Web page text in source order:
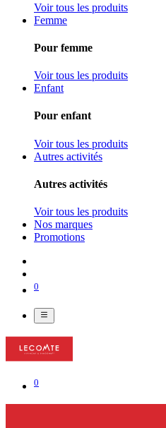
Voir tous les produits
Femme
Pour femme
Voir tous les produits
Enfant
Pour enfant
Voir tous les produits
Autres activités
Autres activités
Voir tous les produits
Nos marques
Promotions
0
0